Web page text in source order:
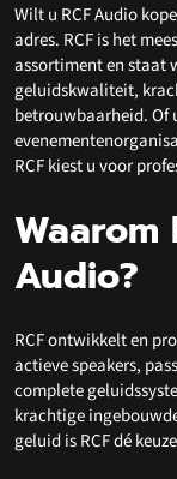
Wilt u RCF Audio
adres. RCF is het
assortiment en staat
geluidskwaliteit,
betrouwbaarheid. Of
RCF kiest u voor
Waarom
Audio?
RCF ontwikkelt en
actieve speakers,
complete
krachtige
geluid is RCF dé